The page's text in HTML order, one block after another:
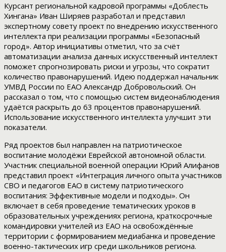
Курсант региональной кадровой программы «Доблесть
Хингана» Иван Ширяев разработал и представил
экспертному совету проект по внедрению искусственного
интеллекта при реализации программы «Безопасный
город». Автор инициативы отметил, что за счёт
автоматизации анализа данных искусственный интеллект
поможет спрогнозировать риски и угрозы, что сократит
количество правонарушений. Идею поддержал начальник
УМВД России по ЕАО Александр Добровольский. Он
рассказал о том, что с помощью систем видеонаблюдения
удаётся раскрыть до 63 процентов правонарушений.
Использование искусственного интеллекта улучшит эти
показатели.
Ряд проектов был направлен на патриотическое
воспитание молодёжи Еврейской автономной области.
Участник специальной военной операции Юрий Алифанов
представил проект «Интеграция личного опыта участников
СВО и педагогов ЕАО в систему патриотического
воспитания: Эффективные модели и подходы». Он
включает в себя проведение тематических уроков в
образовательных учреждениях региона, краткосрочные
командировки учителей из ЕАО на освобождённые
территории с формированием медиабанка и проведение
военно-тактических игр среди школьников региона.